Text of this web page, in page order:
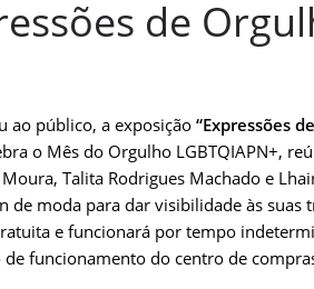
de
ao público, a exposição “Expressões
o Mês do Orgulho LGBTQIAPN+,
Talita Rodrigues Machado e
de moda para dar visibilidade às suas
e funcionará por tempo
funcionamento do centro de